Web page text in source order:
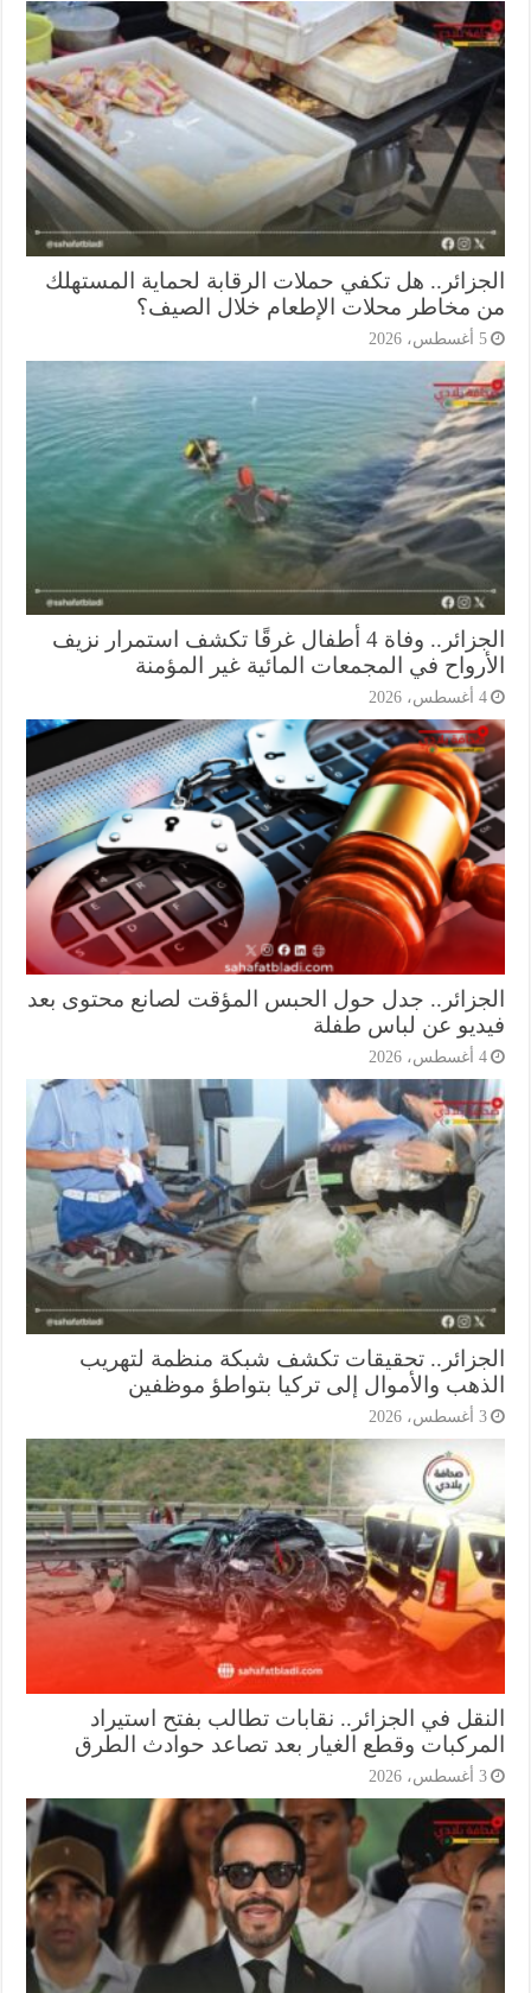
هل تكفي حملات الرقابة لحماية المستهلك
مخاطر محلات الإطعام خلال الصيف؟
الجزائر.. وفاة 4 أطفال غرقًا تكشف استمرار نزيف
في المجمعات المائية غير المؤمنة
جدل حول الحبس المؤقت لصانع محتوى بعد
عن لباس طفلة
تحقيقات تكشف شبكة منظمة لتهريب
والأموال إلى تركيا بتواطؤ موظفين
في الجزائر.. نقابات تطالب بفتح استيراد
وقطع الغيار بعد تصاعد حوادث الطرق